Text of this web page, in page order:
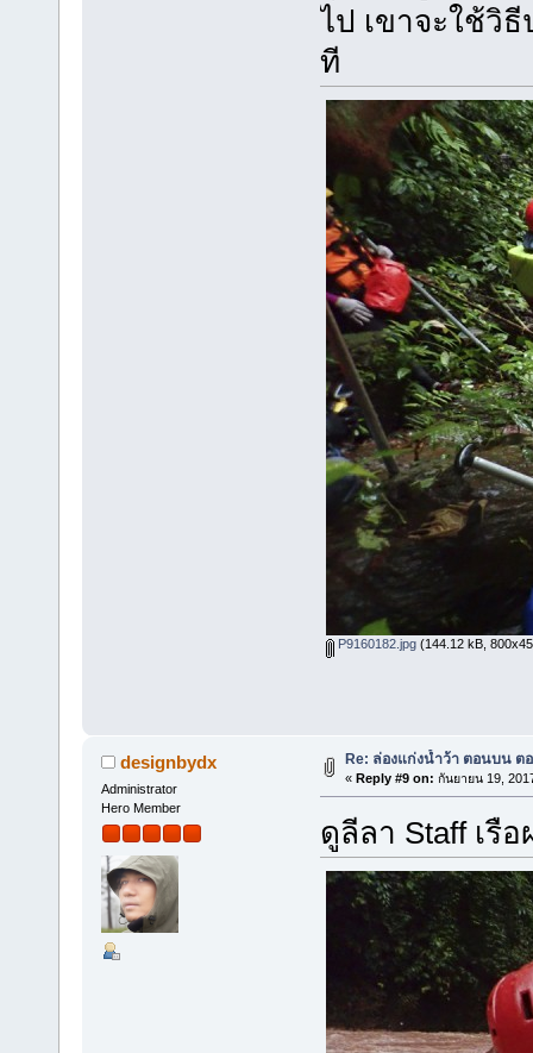
ไป เขาจะใช้วิ
ที
P9160182.jpg(144.12 kB,
designbydx
Administrator
Hero Member
Re: ล่องแก่งน้ำว้า ตอนบน ต
« Reply #9 on: กันยายน 19,
ดูลีลา Staff เรื